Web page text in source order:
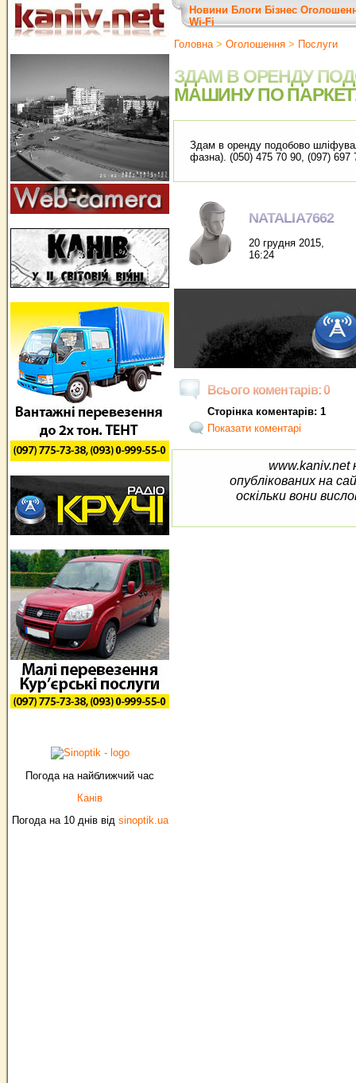
Погода на найближчий час
Канів
Погода на 10 днів від sinoptik.ua
Новини Блоги Бізнес
Wi-Fi
Головна> Оголошення > Послуги
ЗДАМ В ОРЕНДУ
МАШИНУ ПО
Здам в оренду подобово
фазна). (050) 475 70 90, (097) 697
NATALIA7662
20 грудня 2015,
16:24
Всього коментарів: 0
Сторінка коментарів: 1
Показати коментарі
www.kaniv.net
опублікованих на
оскільки вони